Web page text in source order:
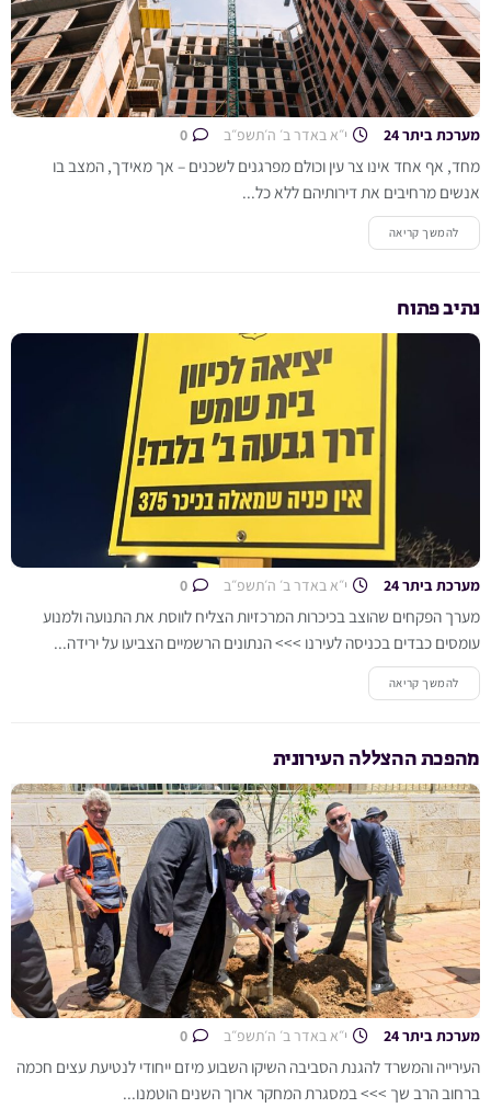
מערכת ביתר 24 י״א באדר ב׳ ה׳תשפ״ב
מחד, אף אחד אינו צר עין וכולם מפרגנים לשכנים – אך מאידך, המצב בו
אנשים מרחיבים את דירותיהם ללא כל...
להמשך קריאה
נתיב פתוח
מערכת ביתר 24 י״א באדר ב׳ ה׳תשפ״ב
מערך הפקחים שהוצב בכיכרות המרכזיות הצליח לווסת את התנועה ולמנוע
עומסים כבדים בכניסה לעירנו >>> הנתונים הרשמיים הצביעו על ירידה...
להמשך קריאה
מהפכת ההצללה העירונית
מערכת ביתר 24 י״א באדר ב׳ ה׳תשפ״ב
העירייה והמשרד להגנת הסביבה השיקו השבוע מיזם ייחודי לנטיעת עצים חכמה
ברחוב הרב שך >>> במסגרת המחקר ארוך השנים הוטמנו...